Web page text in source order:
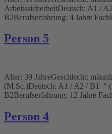
ArbeitssicherheitDeutsch: A1 /
B2Berufserfahrung: 4 Jahre
Person 5
Alter: 39 JahreGeschlecht:
(M.Sc.)Deutsch: A1 / A2 / B1 “
B2Berufserfahrung: 12 Jahre
Person 4